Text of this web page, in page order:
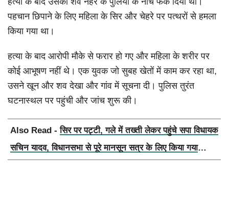
पहचान छिपाने के लिए महिला के सिर और चेहरे पर पत्थरों से हमला
किया गया था।
हत्या के बाद आरोपी मौके से फरार हो गए और महिला के शरीर पर
कोई आभूषण नहीं थे। एक युवक जो सुबह खेतों में काम कर रहा था,
उसने खून और शव देखा और गांव में सूचना दी। पुलिस तुरंत
घटनास्थल पर पहुंची और जांच शुरू की।
Also Read -सिर पर पट्टी, गले में तख्ती लेकर पहुंचे सपा विधायक
सचिन यादव, विधानसभा से पूरे मानसून सत्र के लिए किया गया